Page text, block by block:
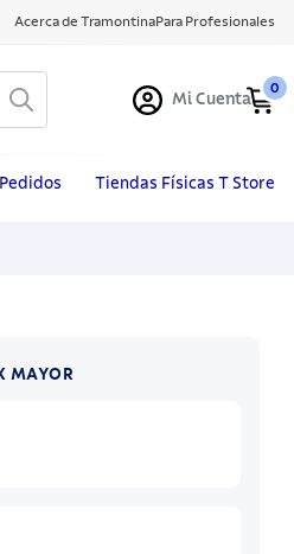
Acerca de TramontinaPara Profesionales
Mi Cuenta
0
Tiendas Físicas T Store
MAYOR